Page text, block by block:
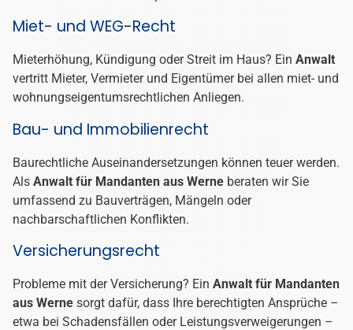
Miet- und WEG-Recht
Mieterhöhung, Kündigung oder Streit im Haus? Ein Anwalt
vertritt Mieter, Vermieter und Eigentümer bei allen miet- und
wohnungseigentumsrechtlichen Anliegen.
Bau- und Immobilienrecht
Baurechtliche Auseinandersetzungen können teuer werden.
Als Anwalt für Mandanten aus Werne beraten wir Sie
umfassend zu Bauverträgen, Mängeln oder
nachbarschaftlichen Konflikten.
Versicherungsrecht
Probleme mit der Versicherung? Ein Anwalt für Mandanten
aus Werne sorgt dafür, dass Ihre berechtigten Ansprüche –
etwa bei Schadensfällen oder Leistungsverweigerungen –